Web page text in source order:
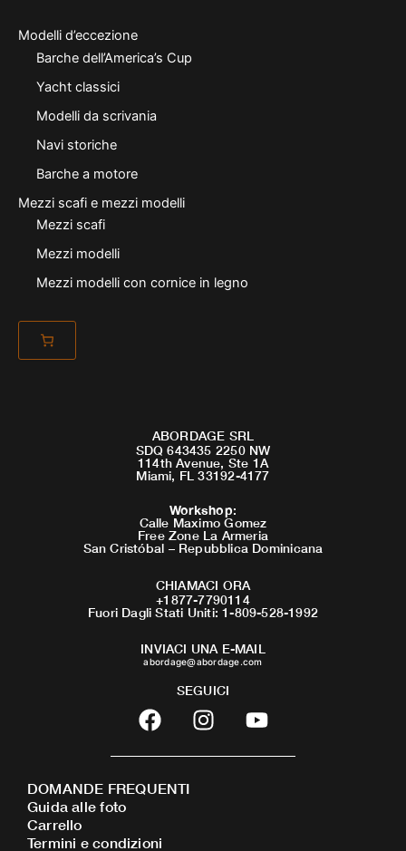
Modelli d’eccezione
Barche dell’America’s Cup
Yacht classici
Modelli da scrivania
Navi storiche
Barche a motore
Mezzi scafi e mezzi modelli
Mezzi scafi
Mezzi modelli
Mezzi modelli con cornice in legno
ABORDAGE SRL
SDQ 643435 2250 NW
114th Avenue, Ste 1A
Miami, FL 33192-4177
Workshop:
Calle Maximo Gomez
Free Zone La Armeria
San Cristóbal – Repubblica Dominicana
CHIAMACI ORA
+1877-7790114
Fuori Dagli Stati Uniti: 1-809-528-1992
INVIACI UNA E-MAIL
abordage@abordage.com
SEGUICI
F
a
c
b
o
I
n
s
Y
o
u
DOMANDE FREQUENTI
Guida alle foto
Carrello
Termini e condizioni